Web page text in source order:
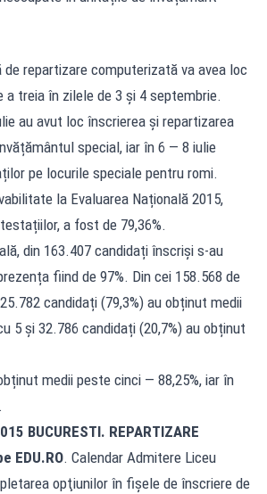
de repartizare computerizată va avea loc
a treia în zilele de 3 și 4 septembrie.
au avut loc înscrierea și repartizarea
special, iar în 6 — 8 iulie
pe locurile speciale pentru romi.
la Evaluarea Națională 2015,
a fost de 79,36%.
din 163.407 candidați înscriși s-au
fiind de 97%. Din cei 158.568 de
candidați (79,3%) au obținut medii
5 și 32.786 candidați (20,7%) au obținut
medii peste cinci — 88,25%, iar în
BUCURESTI. REPARTIZARE
EDU.RO. Calendar Admitere Liceu
opţiunilor în fişele de înscriere de